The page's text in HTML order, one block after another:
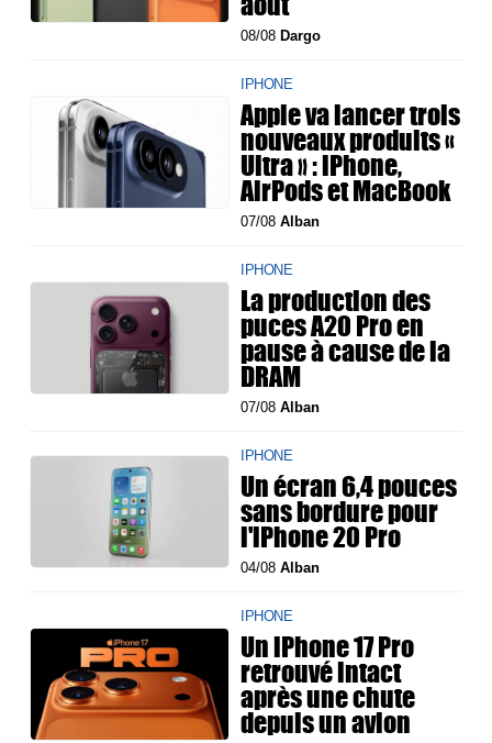
08/08 Dargo
IPHONE
Apple va lancer trois
nouveaux produits «
Ultra » : iPhone,
AirPods et MacBook
07/08Alban
IPHONE
La production des
puces A20 Pro en
pause à cause de la
DRAM
07/08Alban
IPHONE
Un écran 6,4 pouces
sans bordure pour
l'iPhone 20 Pro
04/08Alban
IPHONE
Un iPhone 17 Pro
retrouvé intact
après une chute
depuis un avion